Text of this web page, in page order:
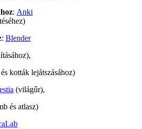
: Anki
: Blender
kották lejátszásához)
(világűr),
és atlasz)